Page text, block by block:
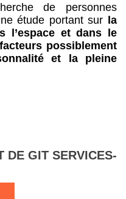
de personnes
étude portant sur la
l’espace et dans le
possiblement
et la pleine
DE GIT SERVICES-